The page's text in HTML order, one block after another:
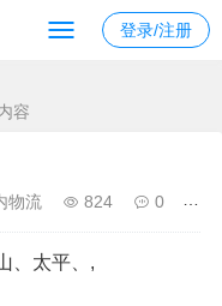
登录/注册
容
物流 824 0
、太平、,